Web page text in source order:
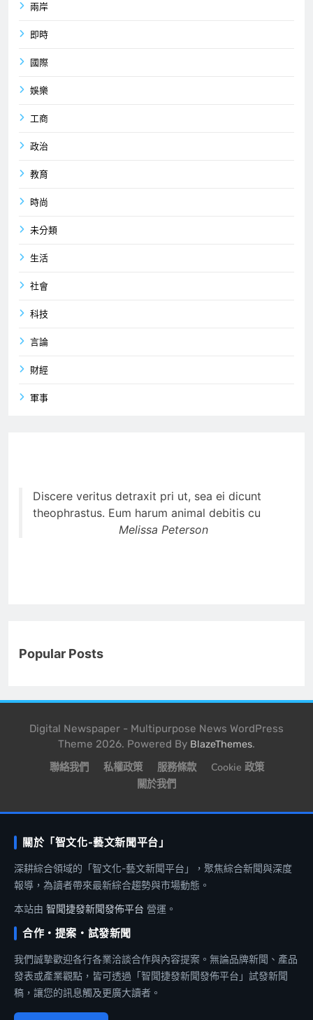
兩岸
即時
國際
娛樂
工商
政治
教育
時尚
未分類
生活
社會
科技
言論
財經
軍事
Discere veritus detraxit pri ut, sea ei dicunt
theophrastus. Eum harum animal debitis cu
Melissa Peterson
Popular Posts
Digital Newspaper - Multipurpose News WordPress
Theme 2026. Powered By BlazeThemes.
聯絡我們 私權政策 服務條款
Cookie 政策
關於我們
關於「智文化-藝文新聞平台」
深耕綜合領域的「智文化-藝文新聞平台」，聚焦綜合新聞與深度
報導，為讀者帶來最新綜合趨勢與市場動態。
本站由 智聞捷發新聞發佈平台 營運。
合作・提案・試發新聞
我們誠摯歡迎各行各業洽談合作與內容提案。無論品牌新聞、產品
發表或產業觀點，皆可透過「智聞捷發新聞發佈平台」試發新聞
稿，讓您的訊息觸及更廣大讀者。